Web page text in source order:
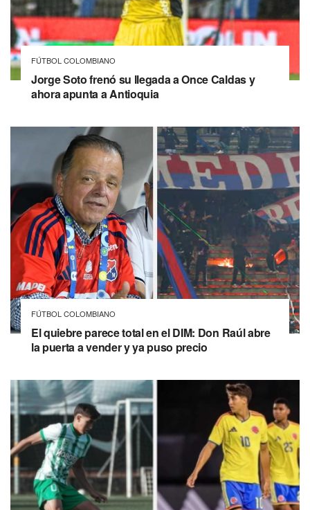
FÚTBOL COLOMBIANO
Jorge Soto frenó su llegada a Once Caldas y
ahora apunta a Antioquia
FÚTBOL COLOMBIANO
El quiebre parece total en el DIM: Don Raúl abre
la puerta a vender y ya puso precio